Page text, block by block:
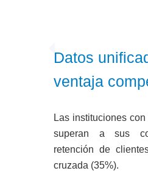
Datos
ventaja
Las instituciones
superan a sus
retención de
cruzada (35%).